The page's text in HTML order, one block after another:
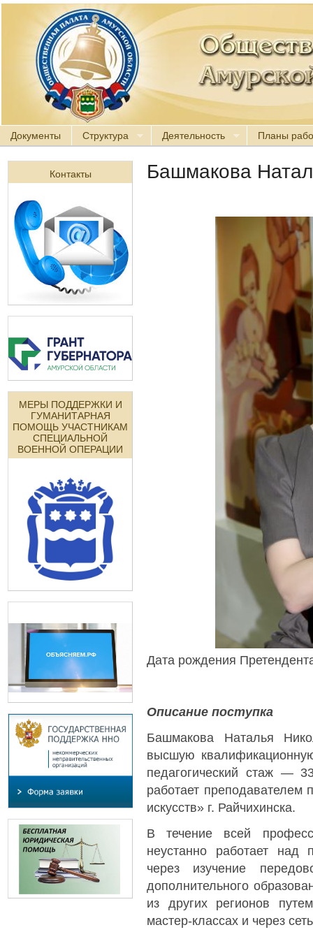
Документы Структура Деятельность Планы
Контакты
МЕРЫ ПОДДЕРЖКИ И
ГУМАНИТАРНАЯ
ПОМОЩЬ УЧАСТНИКАМ
СПЕЦИАЛЬНОЙ
ВОЕННОЙ ОПЕРАЦИИ
Башмакова
Дата рождения
Описание поступка
Башмакова Наталья
высшую
педагогический стаж —
работает
искусств» г. Райчихинска.
В течение всей
неустанно работает над
через изучение
дополнительного
из других регионов
мастер-классах и через